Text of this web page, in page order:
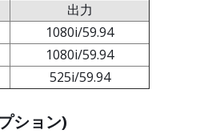
出力
1080i/59.94
1080i/59.94
525i/59.94
ション)